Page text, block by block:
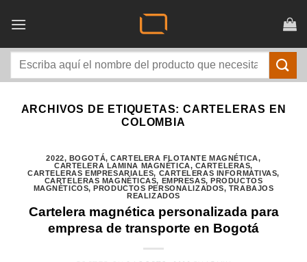
Buscar
ARCHIVOS DE ETIQUETAS: CARTELERAS EN
COLOMBIA
2022, BOGOTÁ,CARTELERA FLOTANTE MAGNÉTICA,
CARTELERA LAMINA MAGNÉTICA, CARTELERAS,
CARTELERAS EMPRESARIALES, CARTELERAS INFORMATIVAS,
CARTELERAS MAGNÉTICAS, EMPRESAS,PRODUCTOS
MAGNÉTICOS,PRODUCTOS PERSONALIZADOS, TRABAJOS
REALIZADOS
Cartelera magnética personalizada para
empresa de transporte en Bogotá